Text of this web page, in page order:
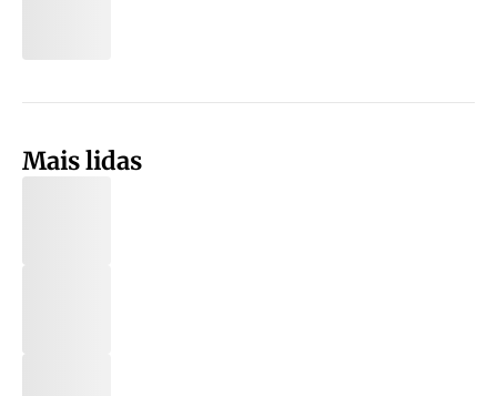
Mais lidas